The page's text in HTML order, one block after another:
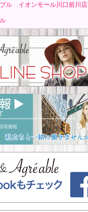
ル イオンモール川口前川店